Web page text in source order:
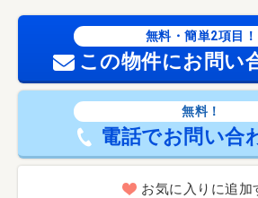
無料・簡単2項目！
この物件にお問い
無料！
電話でお問い合
お気に入りに追加